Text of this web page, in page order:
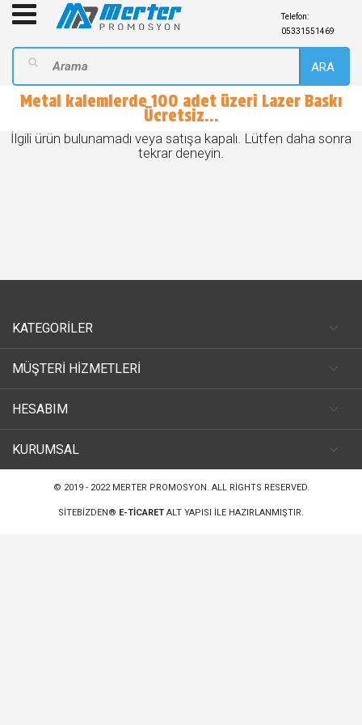
Telefon:
05331551469
ARA
Metal kalemlerde 100 adet üzeri Lazer Baskı
Ücretsiz...
İlgili ürün bulunamadı veya satışa kapalı. Lütfen daha sonra
tekrar deneyin.
KATEGORİLER
MÜŞTERİ HİZMETLERİ
HESABIM
KURUMSAL
© 2019 - 2022 MERTER PROMOSYON. ALL RIGHTS RESERVED.
SITEBIZDEN® E-TICARET ALT YAPISI ILE HAZIRLANMIŞTIR.